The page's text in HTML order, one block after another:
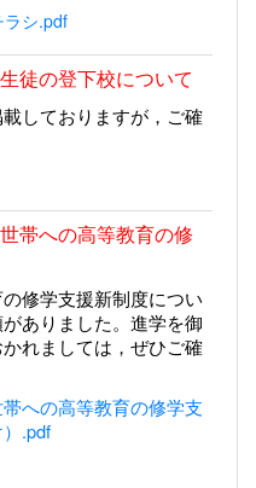
ラシ.pdf
徒の登下校について
しておりますが，ご確
帯への高等教育の修
修学支援新制度につい
ありました。進学を御
れましては，ぜひご確
への高等教育の修学支
.pdf